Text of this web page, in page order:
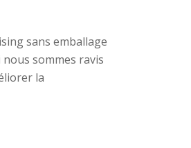
sans emballage
sommes ravis
la